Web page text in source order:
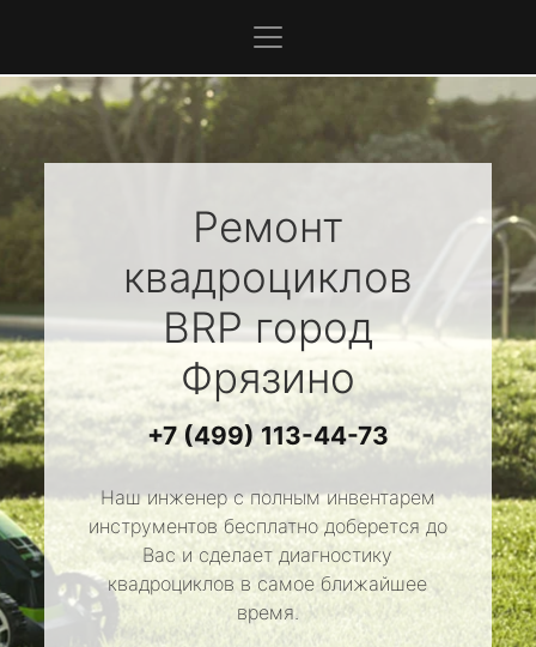
Ремонт
квадроциклов
BRP город
Фрязино
+7 (499) 113-44-73
Наш инженер с полным инвентарем
инструментов бесплатно доберется до
Вас и сделает диагностику
квадроциклов в самое ближайшее
время.